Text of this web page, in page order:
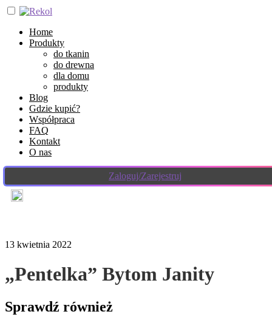
Home
Produkty
do tkanin
do drewna
dla domu
produkty
Blog
Gdzie kupić?
Współpraca
FAQ
Kontakt
O nas
Zaloguj/Zarejestruj
13 kwietnia 2022
„Pentelka” Bytom Janity
Sprawdź również